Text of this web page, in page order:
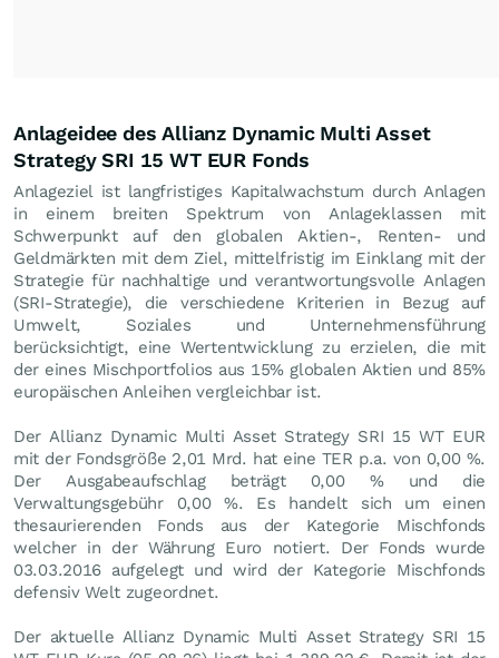
Anlageidee des Allianz Dynamic Multi Asset
Strategy SRI 15 WT EUR Fonds
Anlageziel ist langfristiges Kapitalwachstum durch Anlagen
in einem breiten Spektrum von Anlageklassen mit
Schwerpunkt auf den globalen Aktien-, Renten- und
Geldmärkten mit dem Ziel, mittelfristig im Einklang mit der
Strategie für nachhaltige und verantwortungsvolle Anlagen
(SRI-Strategie), die verschiedene Kriterien in Bezug auf
Umwelt, Soziales und Unternehmensführung
berücksichtigt, eine Wertentwicklung zu erzielen, die mit
der eines Mischportfolios aus 15% globalen Aktien und 85%
europäischen Anleihen vergleichbar ist.
Der Allianz Dynamic Multi Asset Strategy SRI 15 WT EUR
mit der Fondsgröße 2,01 Mrd. hat eine TER p.a. von 0,00 %.
Der Ausgabeaufschlag beträgt 0,00 % und die
Verwaltungsgebühr 0,00 %. Es handelt sich um einen
thesaurierenden Fonds aus der Kategorie Mischfonds
welcher in der Währung Euro notiert. Der Fonds wurde
03.03.2016 aufgelegt und wird der Kategorie Mischfonds
defensiv Welt zugeordnet.
Der aktuelle Allianz Dynamic Multi Asset Strategy SRI 15